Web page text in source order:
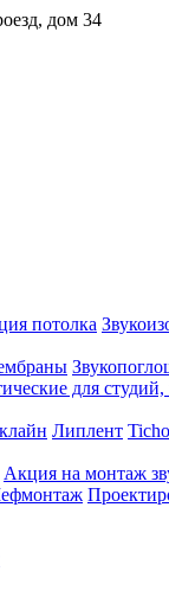
дом 34
потолка
для
Липлент
Акция на монтаж